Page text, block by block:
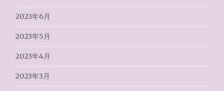
2023年6月
2023年5月
2023年4月
2023年3月